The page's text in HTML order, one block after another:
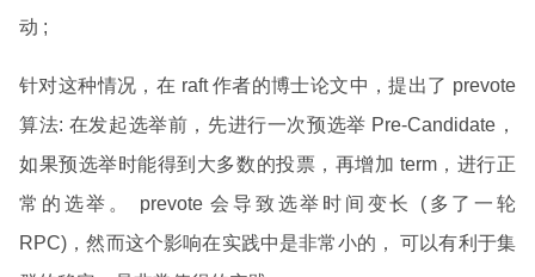
动 ;
针对这种情况，在 raft 作者的博士论文中，提出了 prevote
算法: 在发起选举前，先进行一次预选举 Pre-Candidate，
如果预选举时能得到大多数的投票，再增加 term，进行正
常的选举。 prevote 会导致选举时间变长 (多了一轮
RPC)，然而这个影响在实践中是非常小的， 可以有利于集